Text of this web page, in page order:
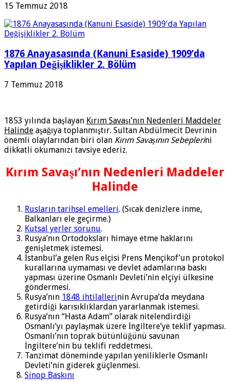
15 Temmuz 2018
1876 Anayasasında (Kanuni Esaside) 1909’da
Yapılan Değişiklikler 2. Bölüm
7 Temmuz 2018
1853 yılında başlayan Kırım Savaşı’nın Nedenleri Maddeler
Halinde aşağıya toplanmıştır. Sultan Abdülmecit Devrinin
önemli olaylarından biri olan Kırım Savaşının Sebeplerini
dikkatli okumanızı tavsiye ederiz.
Kırım Savaşı’nın Nedenleri Maddeler
Halinde
Rusların tarihsel emelleri. (Sıcak denizlere inme,
Balkanları ele geçirme.)
Kutsal yerler sorunu.
Rusya’nın Ortodoksları himaye etme haklarını
genişletmek istemesi.
İstanbul’a gelen Rus elçisi Prens Mençikof’un protokol
kurallarına uymaması ve devlet adamlarına baskı
yapması üzerine Osmanlı Devleti’nin elçiyi ülkesine
göndermesi.
Rusya’nın 1848 ihtilallerinin Avrupa’da meydana
getirdiği karısıklıklardan yararlanmak istemesi.
Rusya’nın “Hasta Adam” olarak nitelendirdiği
Osmanlı’yı paylaşmak üzere İngiltere’ye teklif yapması.
Osmanlı’nın toprak bütünlüğünü savunan
İngiltere’nin bu teklifi reddetmesi.
Tanzimat döneminde yapılan yeniliklerle Osmanlı
Devleti’nin giderek güçlenmesi.
Sinop Baskını